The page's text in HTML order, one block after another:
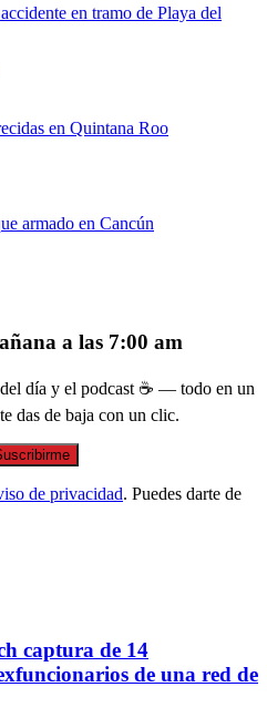
en tramo de Playa del
en Quintana Roo
armado en Cancún
a las 7:00 am
día y el podcast ☕ — todo en un
das de baja con un clic.
de privacidad. Puedes darte de
captura de 14
de una red de